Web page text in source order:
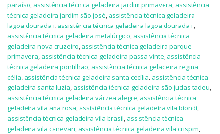
paraíso, assistência técnica geladeira jardim primavera, assistência
técnica geladeira jardim são josé, assistência técnica geladeira
lagoa dourada i, assistência técnica geladeira lagoa dourada ii,
assistência técnica geladeira metalúrgico, assistência técnica
geladeira nova cruzeiro, assistência técnica geladeira parque
primavera, assistência técnica geladeira passa vinte, assistência
técnica geladeira pontilhão, assistência técnica geladeira regina
célia, assistência técnica geladeira santa cecília, assistência técnica
geladeira santa luzia, assistência técnica geladeira são judas tadeu,
assistência técnica geladeira várzea alegre, assistência técnica
geladeira vila ana rosa, assistência técnica geladeira vila biondi,
assistência técnica geladeira vila brasil, assistência técnica
geladeira vila canevari, assistência técnica geladeira vila crispim,